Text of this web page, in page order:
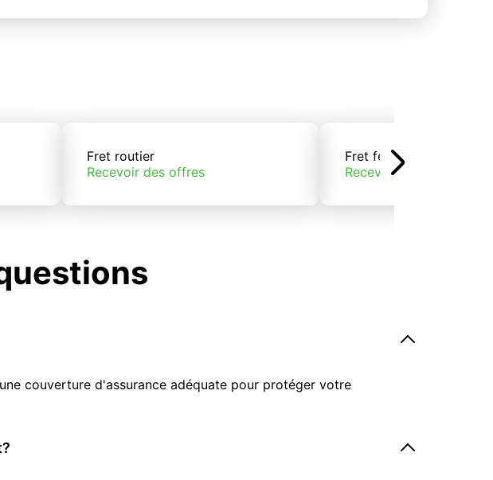
Fret routier
Recevoir des offres
Fret ferroviaire
Recevoir des offres
couverture d'assurance adéquate pour protéger votre